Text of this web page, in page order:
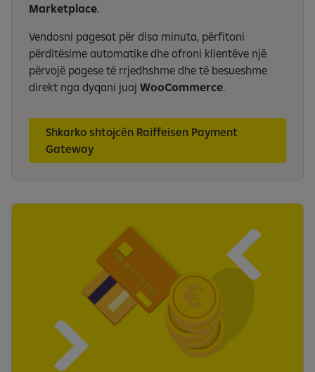
Marketplace.
Vendosni pagesat për disa minuta, përfitoni
përditësime automatike dhe ofroni klientëve një
përvojë pagese të rrjedhshme dhe të besueshme
direkt nga dyqani juaj WooCommerce.
Shkarko shtojcën Raiffeisen Payment
Gateway